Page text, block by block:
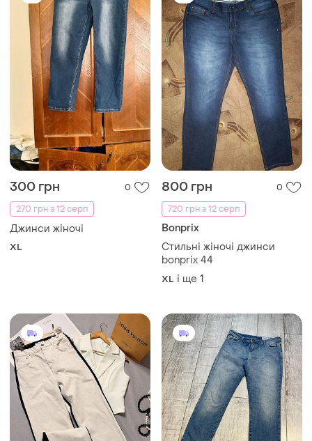
300 грн
0
270 грн з 12 серп
Джинси жіночі
XL
800 грн
0
720 грн з 12 серп
Bonprix
Стильні жіночі джинси
bonprix 44
XL і ще 1